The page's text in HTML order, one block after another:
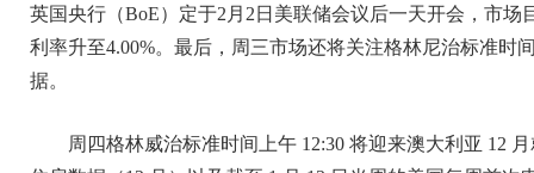
英国央行（BoE）定于2月2日美联储会议后一天开会，市
利率升至4.00%。最后，周三市场还将关注格林尼治标准时
据。
周四格林威治标准时间上午 12:30 将迎来澳大利亚 12